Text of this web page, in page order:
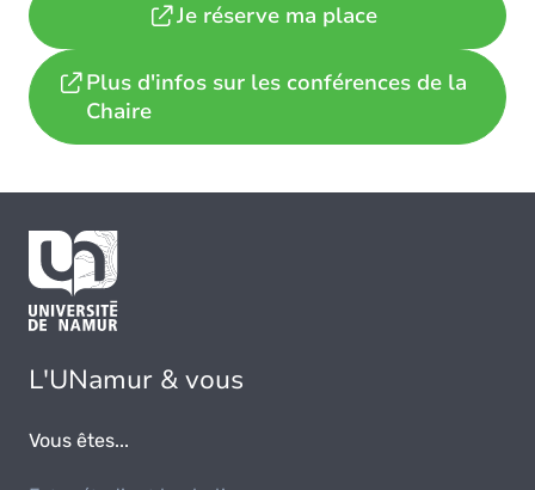
Je réserve ma place
Plus d'infos sur les conférences de la
Chaire
L'UNamur & vous
Vous êtes...